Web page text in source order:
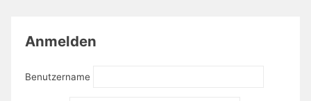
Anmelden
Benutzername